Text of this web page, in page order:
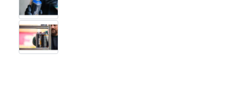
View larger image